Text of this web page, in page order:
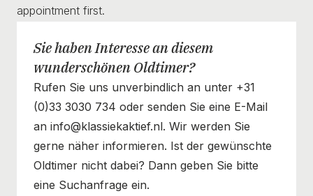
appointment first.
Sie haben Interesse an diesem
wunderschönen Oldtimer?
Rufen Sie uns unverbindlich an unter +31
(0)33 3030 734 oder senden Sie eine E-Mail
an info@klassiekaktief.nl. Wir werden Sie
gerne näher informieren. Ist der gewünschte
Oldtimer nicht dabei? Dann geben Sie bitte
eine Suchanfrage ein.